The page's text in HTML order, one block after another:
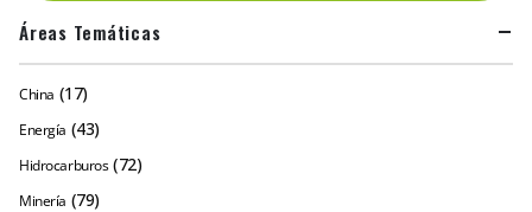
Áreas Temáticas
China (17)
Energía (43)
Hidrocarburos (72)
Minería (79)